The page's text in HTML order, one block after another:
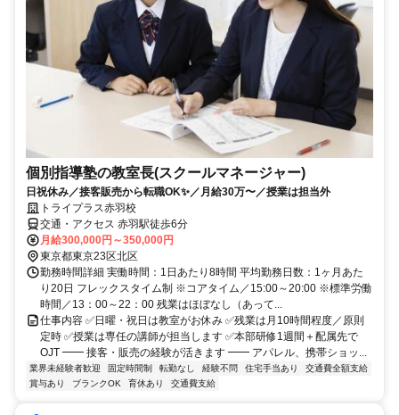
個別指導塾の教室長(スクールマネージャー)
日祝休み／接客販売から転職OK✨／月給30万〜／授業は担当外
トライプラス赤羽校
交通・アクセス 赤羽駅徒歩6分
月給300,000円～350,000円
東京都東京23区北区
勤務時間詳細 実働時間：1日あたり8時間 平均勤務日数：1ヶ月あた
り20日 フレックスタイム制 ※コアタイム／15:00～20:00 ※標準労働
時間／13：00～22：00 残業はほぼなし（あって...
仕事内容 ✅日曜・祝日は教室がお休み ✅残業は月10時間程度／原則
定時 ✅授業は専任の講師が担当します ✅本部研修1週間＋配属先で
OJT ━━ 接客・販売の経験が活きます ━━ アパレル、携帯ショッ...
業界未経験者歓迎 固定時間制 転勤なし 経験不問 住宅手当あり
交通費全額支給
賞与あり
ブランクOK 育休あり 交通費支給